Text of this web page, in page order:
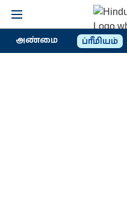
அண்மை ப்ரீமியம்